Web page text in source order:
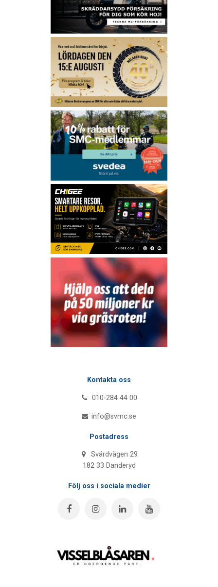
Kontakta oss
010-284 44 00
info@svmc.se
Postadress
Svärdvägen 29
182 33 Danderyd
Följ oss i sociala medier